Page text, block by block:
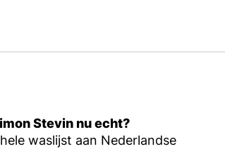
Stevin nu echt?
waslijst aan Nederlandse